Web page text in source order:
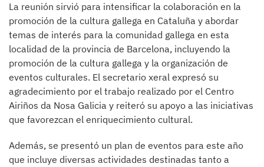
La reunión sirvió para intensificar la colaboración en la
promoción de la cultura gallega en Cataluña y abordar
temas de interés para la comunidad gallega en esta
localidad de la provincia de Barcelona, incluyendo la
promoción de la cultura gallega y la organización de
eventos culturales. El secretario xeral expresó su
agradecimiento por el trabajo realizado por el Centro
Airiños da Nosa Galicia y reiteró su apoyo a las iniciativas
que favorezcan el enriquecimiento cultural.
Además, se presentó un plan de eventos para este año
que incluye diversas actividades destinadas tanto a